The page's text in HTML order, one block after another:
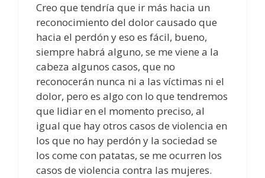
Creo que tendría que ir más hacia un
reconocimiento del dolor causado que
hacia el perdón y eso es fácil, bueno,
siempre habrá alguno, se me viene a la
cabeza algunos casos, que no
reconocerán nunca ni a las víctimas ni el
dolor, pero es algo con lo que tendremos
que lidiar en el momento preciso, al
igual que hay otros casos de violencia en
los que no hay perdón y la sociedad se
los come con patatas, se me ocurren los
casos de violencia contra las mujeres.